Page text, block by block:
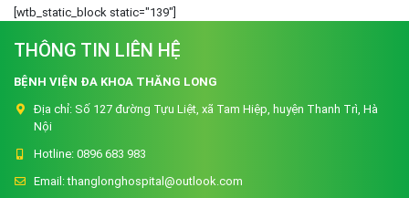
[wtb_static_block static="139"]
THÔNG TIN LIÊN HỆ
BỆNH VIỆN ĐA KHOA THĂNG LONG
Địa chỉ: Số 127 đường Tựu Liệt, xã Tam Hiệp, huyện Thanh Trì, Hà
Nội
Hotline: 0896 683 983
Email:thanglonghospital@outlook.com